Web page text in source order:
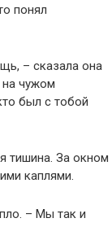
понял
– сказала она
на чужом
был с тобой
тишина. За окном
каплями.
– Мы так и